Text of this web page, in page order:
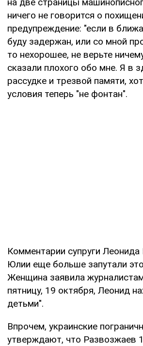
ничего не говорится о
предупреждение: "если в
буду задержан, или со мной
то нехорошее, не верьте
сказали плохого обо мне. Я в
рассудке и трезвой памяти,
условия теперь "не фонтан".
Комментарии супруги
Юлии еще больше запутали
Женщина заявила
пятницу, 19 октября, Леонид
детьми".
Впрочем, украинские
утверждают, что Развозжаев